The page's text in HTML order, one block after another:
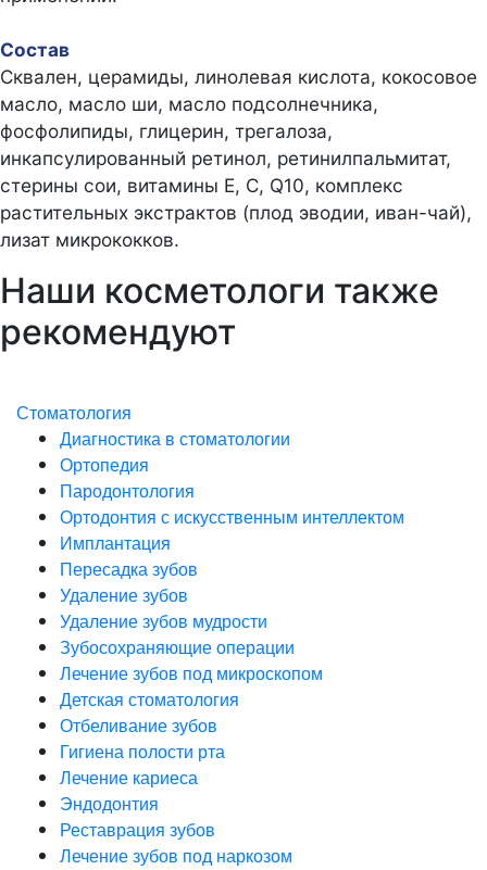
Состав
Сквален, церамиды, линолевая кислота, кокосовое
масло, масло ши, масло подсолнечника,
фосфолипиды, глицерин, трегалоза,
инкапсулированный ретинол, ретинилпальмитат,
стерины сои, витамины Е, С, Q10, комплекс
растительных экстрактов (плод эводии, иван-чай),
лизат микрококков.
Наши косметологи также
рекомендуют
Стоматология
Диагностика в стоматологии
Ортопедия
Пародонтология
Ортодонтия с искусственным интеллектом
Имплантация
Пересадка зубов
Удаление зубов
Удаление зубов мудрости
Зубосохраняющие операции
Лечение зубов под микроскопом
Детская стоматология
Отбеливание зубов
Гигиена полости рта
Лечение кариеса
Эндодонтия
Реставрация зубов
Лечение зубов под наркозом